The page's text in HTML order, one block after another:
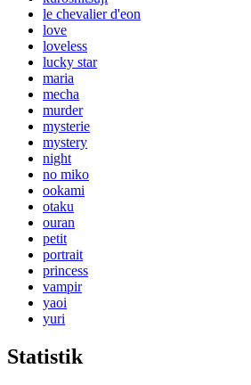
le chevalier d'eon
love
loveless
lucky star
maria
mecha
murder
mysterie
mystery
night
no miko
ookami
otaku
ouran
petit
portrait
princess
vampir
yaoi
yuri
Statistik